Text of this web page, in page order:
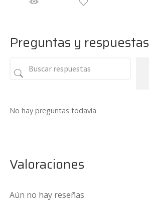
Preguntas y respuestas
No hay preguntas todavía
Valoraciones
Aún no hay reseñas